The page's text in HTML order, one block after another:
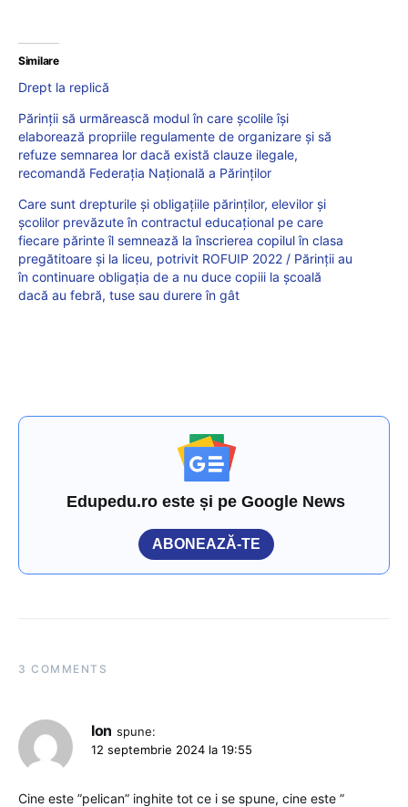
Similare
Drept la replică
Părinții să urmărească modul în care școlile își
elaborează propriile regulamente de organizare și să
refuze semnarea lor dacă există clauze ilegale,
recomandă Federația Națională a Părinților
Care sunt drepturile și obligațiile părinților, elevilor și
școlilor prevăzute în contractul educațional pe care
fiecare părinte îl semnează la înscrierea copilul în clasa
pregătitoare și la liceu, potrivit ROFUIP 2022 / Părinții au
în continuare obligația de a nu duce copiii la școală
dacă au febră, tuse sau durere în gât
Edupedu.ro este și pe Google News
ABONEAZĂ-TE
3 COMMENTS
Ion spune:
12 septembrie 2024 la 19:55
Cine este ”pelican” inghite tot ce i se spune, cine este ”